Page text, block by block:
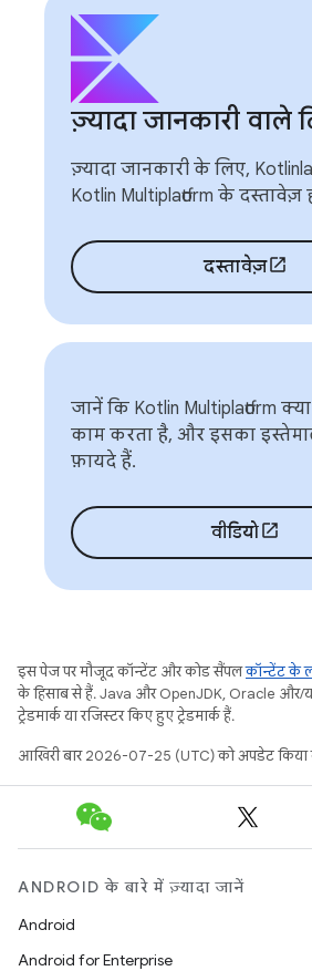
ज़्यादा जानकारी वाले
ज़्यादा जानकारी के लिए,
Kotlin Multiplatform के दस्तावेज़
दस्तावेज़
जानें कि Kotlin Multiplatform
काम करता है, और इसका
फ़ायदे हैं.
वीडियो
इस पेज पर मौजूद कॉन्टेंट और कोड सैंपलकॉन्टेंट के
के हिसाब से हैं. Java और OpenJDK, Oracle और/
ट्रेडमार्क या रजिस्टर किए हुए ट्रेडमार्क हैं.
आखिरी बार 2026-07-25 (UTC) को अपडेट किया
ANDROID के बारे में ज़्यादा जानें
Android
Android for Enterprise